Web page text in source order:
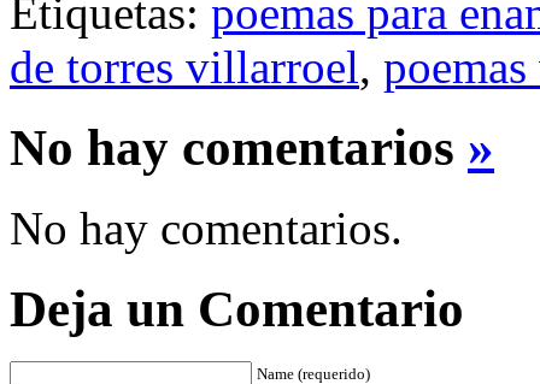
Etiquetas: poemas para
de torres villarroel,
No hay comentarios »
No hay comentarios.
Deja un Comentario
Name (requerido)